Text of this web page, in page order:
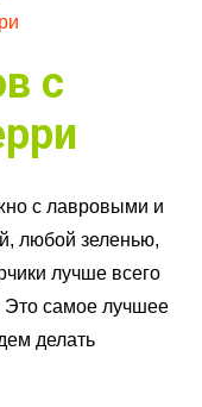
с
с лавровыми и
любой зеленью,
лучше всего
Это самое лучшее
делать